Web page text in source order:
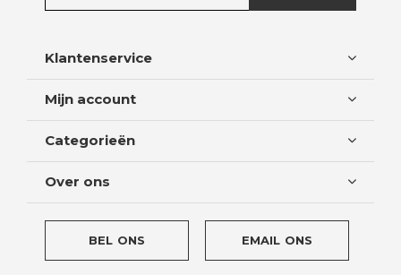
Klantenservice
Mijn account
Categorieën
Over ons
BEL ONS EMAIL ONS